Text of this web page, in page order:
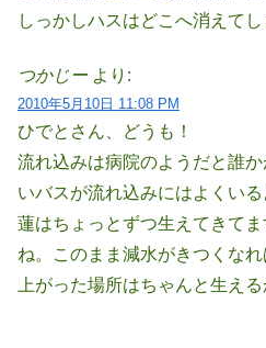
しっかしハスはどこへ消えて
つかじー より:
2010年5月10日 11:08 PM
ひでとさん、どうも！
流れ込みは病院のようだと誰
いバスが流れ込みにはよくいる
蓮はちょっとずつ生えてきて
ね。このまま減水がきつくな
上がった場所はちゃんと生え